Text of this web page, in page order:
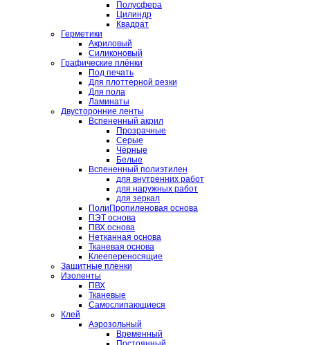
Полусфера
Цилиндр
Квадрат
Герметики
Акриловый
Силиконовый
Графические плёнки
Под печать
Для плоттерной резки
Для пола
Ламинаты
Двусторонние ленты
Вспененный акрил
Прозрачные
Серые
Чёрные
Белые
Вспененный полиэтилен
для внутренних работ
для наружных работ
для зеркал
ПолиПропиленовая основа
ПЭТ основа
ПВХ основа
Нетканная основа
Тканевая основа
Клеепереносящие
Защитные пленки
Изоленты
ПВХ
Тканевые
Самослипающиеся
Клей
Аэрозольный
Временный